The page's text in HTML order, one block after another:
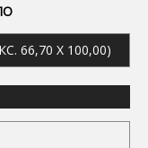
X 100,00)